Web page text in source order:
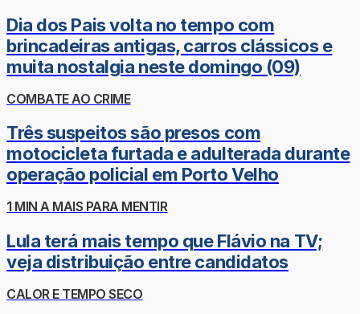
Dia dos Pais volta no tempo com
brincadeiras antigas, carros clássicos e
muita nostalgia neste domingo (09)
COMBATE AO CRIME
Três suspeitos são presos com
motocicleta furtada e adulterada durante
operação policial em Porto Velho
1 MIN A MAIS PARA MENTIR
Lula terá mais tempo que Flávio na TV;
veja distribuição entre candidatos
CALOR E TEMPO SECO